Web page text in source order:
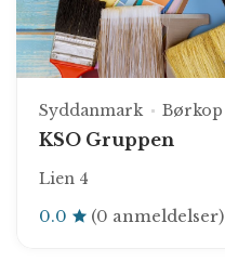
Syddanmark Børkop
KSO Gruppen
Lien 4
0.0 (0 anmeldelser)